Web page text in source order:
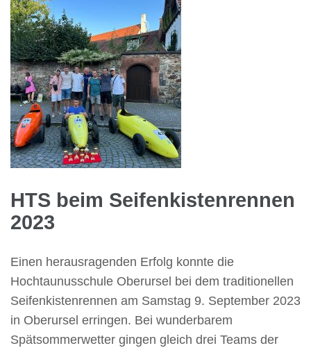
HTS beim Seifenkistenrennen
2023
Einen herausragenden Erfolg konnte die
Hochtaunusschule Oberursel bei dem traditionellen
Seifenkistenrennen am Samstag 9. September 2023
in Oberursel erringen. Bei wunderbarem
Spätsommerwetter gingen gleich drei Teams der